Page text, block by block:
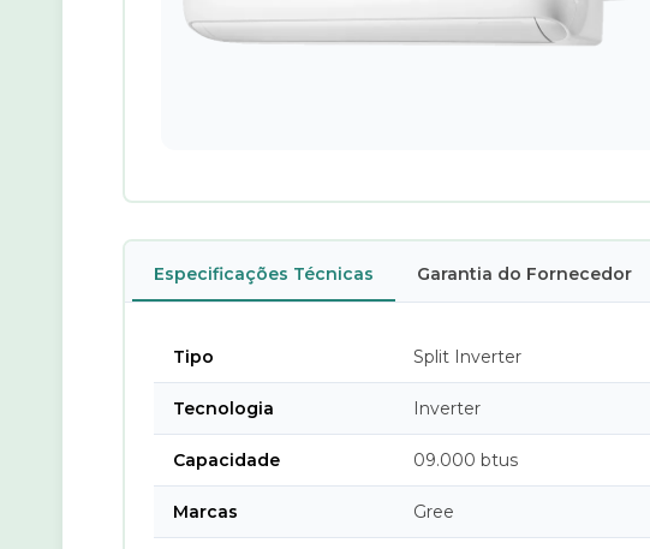
Especificações Técnicas Garantia do Fornecedor
Tipo Split Inverter
Tecnologia Inverter
Capacidade 09.000 btus
Marcas Gree